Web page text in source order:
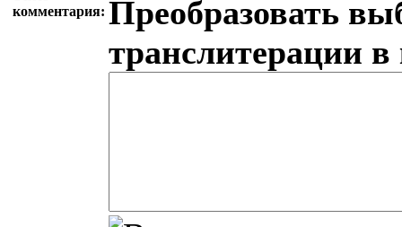
комментария: Преобразовать
транслитерации